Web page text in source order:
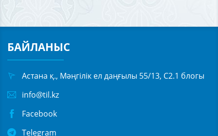
БАЙЛАНЫС
Астана қ., Мәңгілік ел даңғылы 55/13, С2.1 блогы
info@til.kz
Facebook
Telegram